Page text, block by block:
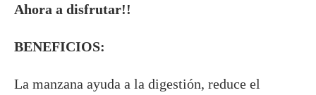
Ahora a disfrutar!!
BENEFICIOS:
La manzana ayuda a la digestión, reduce el